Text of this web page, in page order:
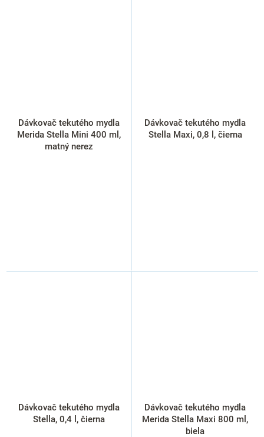
Dávkovač tekutého mydla
Merida Stella Mini 400 ml,
matný nerez
Dávkovač tekutého mydla
Stella Maxi, 0,8 l, čierna
Dávkovač tekutého mydla
Stella, 0,4 l, čierna
Dávkovač tekutého mydla
Merida Stella Maxi 800 ml,
biela